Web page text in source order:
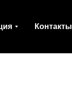
Контакты